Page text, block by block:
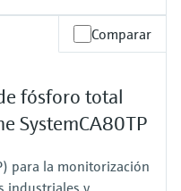
hasta un máximo de 5 a
Comparar
fósforo total
SystemCA80TP
para la monitorización